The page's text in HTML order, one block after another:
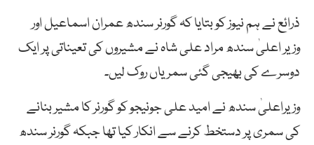
ذرائع نے ہم نیوز کو بتایا کہ گورنر سندھ عمران اسماعیل اور
وزیر اعلیٰ سندھ مراد علی شاہ نے مشیروں کی تعیناتی پر ایک
دوسرے کی بھیجی گئی سمریاں روک لیں۔
وزیراعلیٰ سندھ نے امید علی جونیجو کو گورنر کا مشیر بنانے
کی سمری پر دستخط کرنے سے انکار کیا تھا جبکہ گورنر سندھ